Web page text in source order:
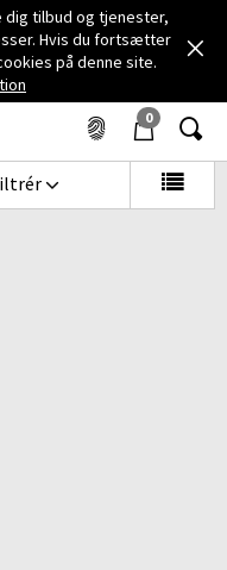
dig tilbud og tjenester,
Hvis du fortsætter
på denne site.
0